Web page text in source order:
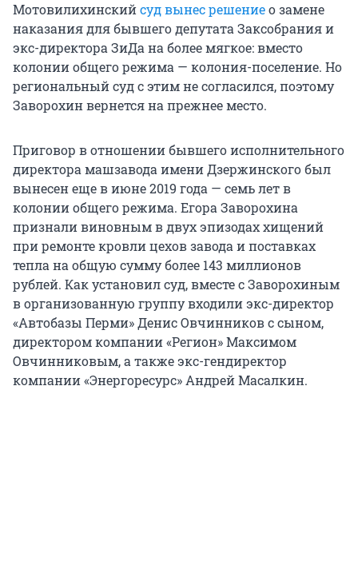
Мотовилихинскийсуд вынес решениео замене
наказания для бывшего депутата Заксобрания и
экс-директора ЗиДа на более мягкое: вместо
колонии общего режима — колония-поселение. Но
региональный суд с этим не согласился, поэтому
Заворохин вернется на прежнее место.
Приговор в отношении бывшего исполнительного
директора машзавода имени Дзержинского был
вынесен еще в июне 2019 года — семь лет в
колонии общего режима. Егора Заворохина
признали виновным в двух эпизодах хищений
при ремонте кровли цехов завода и поставках
тепла на общую сумму более 143 миллионов
рублей. Как установил суд, вместе с Заворохиным
в организованную группу входили экс-директор
«Автобазы Перми» Денис Овчинников с сыном,
директором компании «Регион» Максимом
Овчинниковым, а также экс-гендиректор
компании «Энергоресурс» Андрей Масалкин.